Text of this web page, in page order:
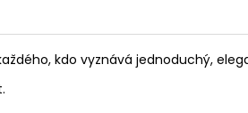
kdo vyznává jednoduchý,